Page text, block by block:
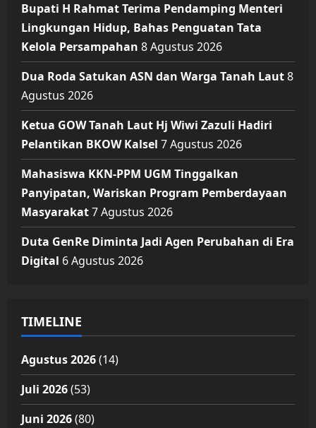
Bupati H Rahmat Terima Pendamping Menteri
Lingkungan Hidup, Bahas Penguatan Tata
Kelola Persampahan 8 Agustus 2026
Dua Roda Satukan ASN dan Warga Tanah Laut8
Agustus 2026
Ketua GOW Tanah Laut Hj Wiwi Zazuli Hadiri
Pelantikan BKOW Kalsel 7 Agustus 2026
Mahasiswa KKN-PPM UGM Tinggalkan
Panyipatan, Wariskan Program Pemberdayaan
Masyarakat7 Agustus 2026
Duta GenRe Diminta Jadi Agen Perubahan di Era
Digital 6 Agustus 2026
TIMELINE
Agustus 2026(14)
Juli 2026(53)
Juni 2026(80)